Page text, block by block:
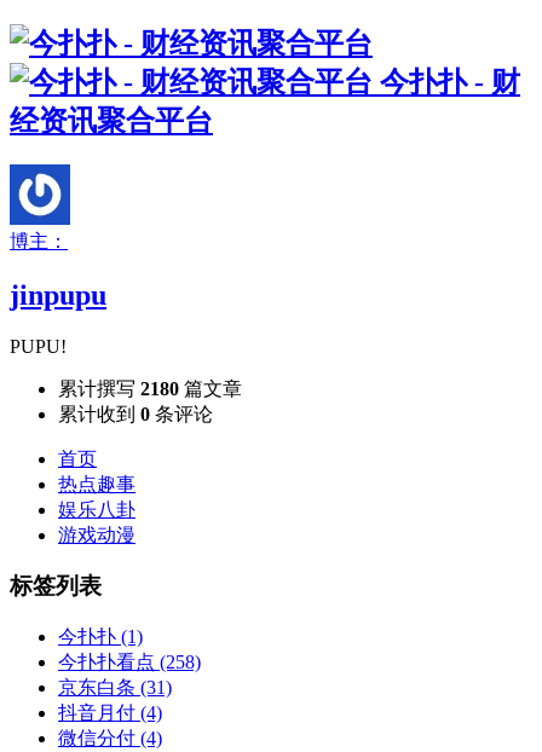
今扑扑 - 财
经资讯聚合平台
博主：
jinpupu
PUPU!
累计撰写 2180 篇文章
累计收到 0 条评论
首页
热点趣事
娱乐八卦
游戏动漫
标签列表
今扑扑 (1)
今扑扑看点 (258)
京东白条 (31)
抖音月付 (4)
微信分付 (4)